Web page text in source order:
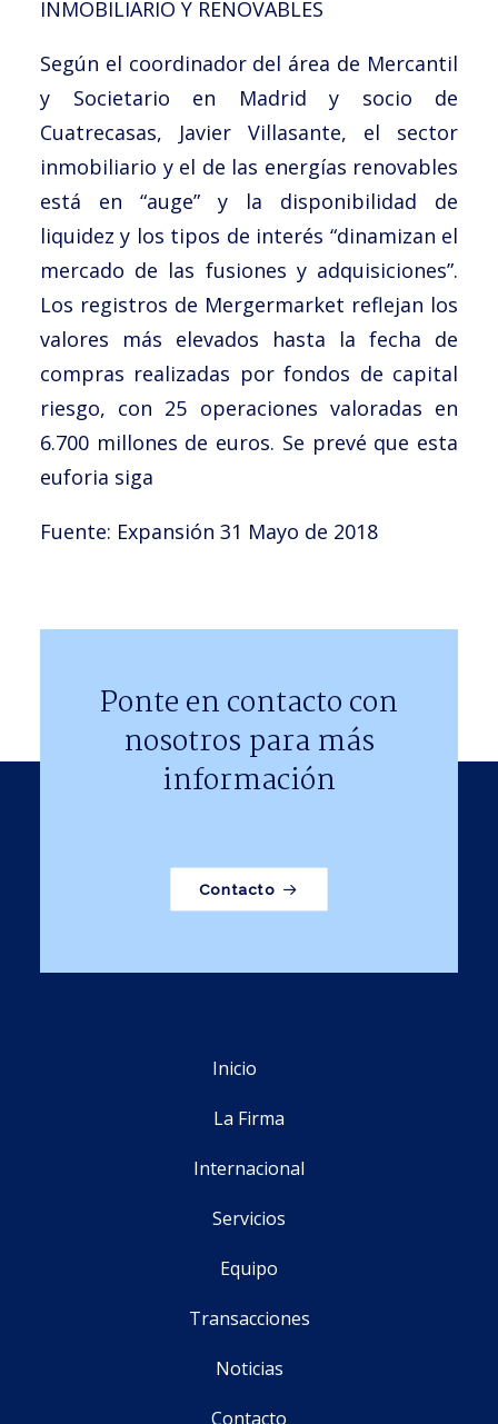
INMOBILIARIO Y RENOVABLES
Según el coordinador del área de Mercantil
y Societario en Madrid y socio de
Cuatrecasas, Javier Villasante, el sector
inmobiliario y el de las energías renovables
está en “auge” y la disponibilidad de
liquidez y los tipos de interés “dinamizan el
mercado de las fusiones y adquisiciones”.
Los registros de Mergermarket reflejan los
valores más elevados hasta la fecha de
compras realizadas por fondos de capital
riesgo, con 25 operaciones valoradas en
6.700 millones de euros. Se prevé que esta
euforia siga
Fuente: Expansión 31 Mayo de 2018
Ponte en contacto con
nosotros para más
información
Contacto
Inicio
La Firma
Internacional
Servicios
Equipo
Transacciones
Noticias
Contacto